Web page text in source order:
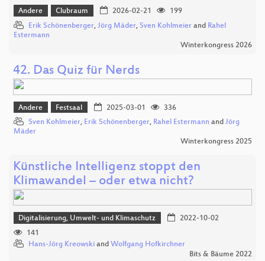
Andere Clubraum 2026-02-21
199
Erik Schönenberger, Jörg Mäder, Sven Kohlmeier and Rahel
Estermann
Winterkongress 2026
42. Das Quiz für Nerds
Andere Festsaal 2025-03-01
336
Sven Kohlmeier, Erik Schönenberger, Rahel Estermann and Jörg
Mäder
Winterkongress 2025
Künstliche Intelligenz stoppt den
Klimawandel – oder etwa nicht?
Digitalisierung, Umwelt- und Klimaschutz
2022-10-02
141
Hans-Jörg Kreowski and Wolfgang Hofkirchner
Bits & Bäume 2022